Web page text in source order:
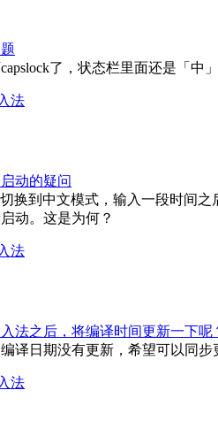
了，状态栏里面还是「中
法
动的疑问
切换到中文模式，输入一段时间
动。这是为何？
法
法之后，将编译时间更新一下呢
译日期没有更新，希望可以同步
法